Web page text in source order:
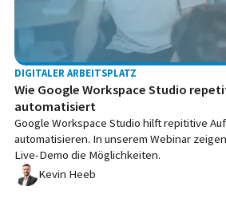
DIGITALER ARBEITSPLATZ
Wie Google Workspace Studio
automatisiert
Google Workspace Studio hilft repititive
automatisieren. In unserem Webinar
Live-Demo die Möglichkeiten.
Kevin Heeb